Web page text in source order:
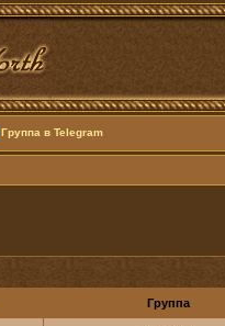
Группа в Telegram
Группа